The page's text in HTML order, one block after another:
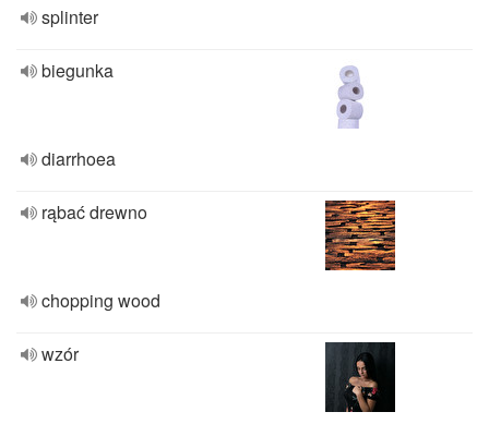
splinter
biegunka
diarrhoea
rąbać drewno
chopping wood
wzór